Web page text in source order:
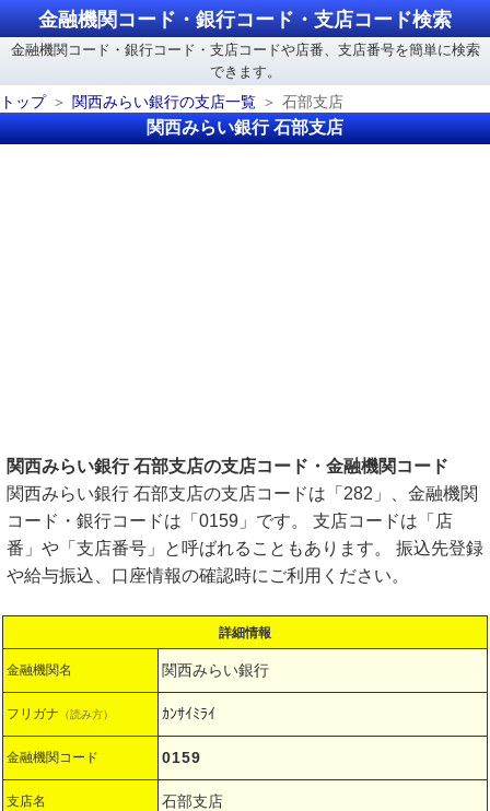
金融機関コード・銀行コード・支店コード検索
金融機関コード・銀行コード・支店コードや店番、支店番号を簡単に検索
できます。
トップ
関西みらい銀行の支店一覧 石部支店
関西みらい銀行 石部支店
関西みらい銀行 石部支店の支店コード・金融機関コード
関西みらい銀行 石部支店の支店コードは「282」、金融機関
コード・銀行コードは「0159」です。 支店コードは「店
番」や「支店番号」と呼ばれることもあります。 振込先登録
や給与振込、口座情報の確認時にご利用ください。
詳細情報
金融機関名 関西みらい銀行
フリガナ （読み方） ｶﾝｻｲﾐﾗｲ
金融機関コード 0159
支店名 石部支店